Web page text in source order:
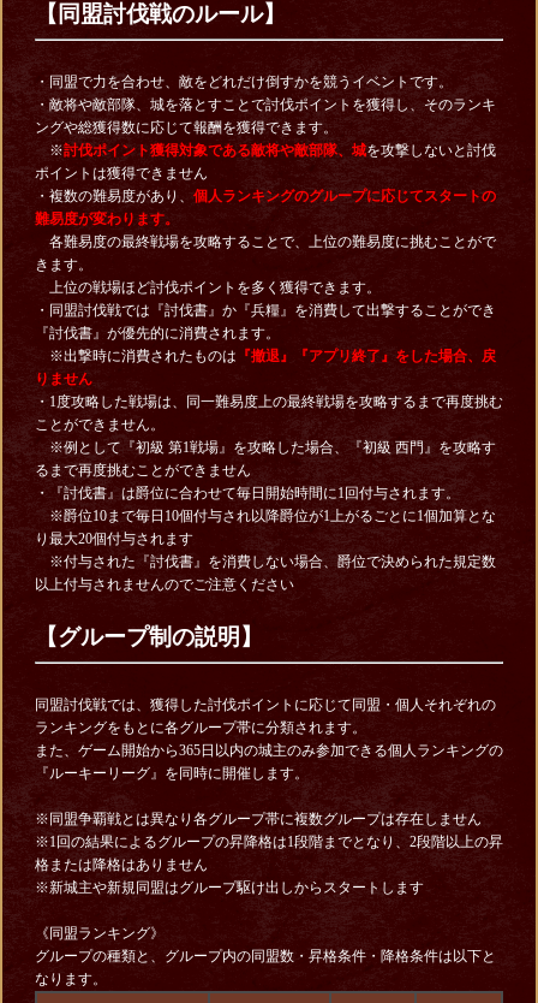
【同盟討伐戦のルール】
・同盟で力を合わせ、敵をどれだけ倒すかを競うイベントです。
・敵将や敵部隊、城を落とすことで討伐ポイントを獲得し、そのランキ
ングや総獲得数に応じて報酬を獲得できます。
※討伐ポイント獲得対象である敵将や敵部隊、城を攻撃しないと討伐
ポイントは獲得できません
・複数の難易度があり、 個人ランキングのグループに応じてスタートの
難易度が変わります。
各難易度の最終戦場を攻略することで、上位の難易度に挑むことがで
きます。
上位の戦場ほど討伐ポイントを多く獲得できます。
・同盟討伐戦では『討伐書』か『兵糧』を消費して出撃することができ
『討伐書』が優先的に消費されます。
※出撃時に消費されたものは 『撤退』『アプリ終了』をした場合、戻
りません
・1度攻略した戦場は、同一難易度上の最終戦場を攻略するまで再度挑む
ことができません。
※例として『初級 第1戦場』を攻略した場合、『初級 西門』を攻略す
るまで再度挑むことができません
・『討伐書』は爵位に合わせて毎日開始時間に1回付与されます。
※爵位10まで毎日10個付与され以降爵位が1上がるごとに1個加算とな
り最大20個付与されます
※付与された『討伐書』を消費しない場合、爵位で決められた規定数
以上付与されませんのでご注意ください
【グループ制の説明】
同盟討伐戦では、獲得した討伐ポイントに応じて同盟・個人それぞれの
ランキングをもとに各グループ帯に分類されます。
また、ゲーム開始から365日以内の城主のみ参加できる個人ランキングの
『ルーキーリーグ』を同時に開催します。
※同盟争覇戦とは異なり各グループ帯に複数グループは存在しません
※1回の結果によるグループの昇降格は1段階までとなり、2段階以上の昇
格または降格はありません
※新城主や新規同盟はグループ駆け出しからスタートします
《同盟ランキング》
グループの種類と、グループ内の同盟数・昇格条件・降格条件は以下と
なります。